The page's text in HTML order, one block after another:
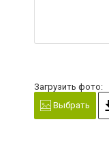
Загрузить фото:
Выбрать